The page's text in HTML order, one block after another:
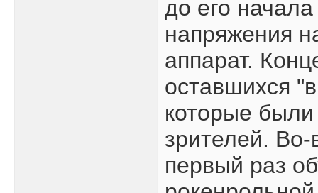
до его
напряжения
аппарат.
оставшихся
которые
зрителей.
первый раз